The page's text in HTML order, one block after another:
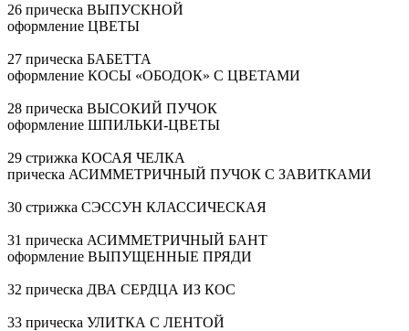
26 прическа ВЫПУСКНОЙ
оформление ЦВЕТЫ
27 прическа БАБЕТТА
оформление КОСЫ «ОБОДОК» С ЦВЕТАМИ
28 прическа ВЫСОКИЙ ПУЧОК
оформление ШПИЛЬКИ-ЦВЕТЫ
29 стрижка КОСАЯ ЧЕЛКА
прическа АСИММЕТРИЧНЫЙ ПУЧОК С ЗАВИТКАМИ
30 стрижка СЭССУН КЛАССИЧЕСКАЯ
31 прическа АСИММЕТРИЧНЫЙ БАНТ
оформление ВЫПУЩЕННЫЕ ПРЯДИ
32 прическа ДВА СЕРДЦА ИЗ КОС
33 прическа УЛИТКА С ЛЕНТОЙ